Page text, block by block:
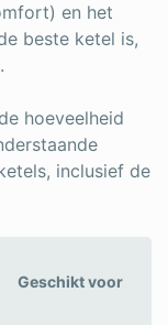
en het
beste ketel is,
hoeveelheid
inclusief de
Geschikt voor